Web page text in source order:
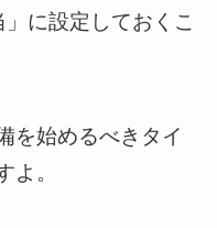
に設定しておくこ
を始めるべきタイ
よ。